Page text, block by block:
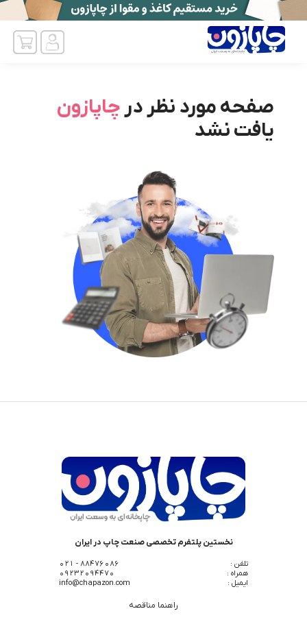
صفحه مورد نظر درچاپازون
یافت نشد
نخستین پلتفرم تخصصی صنعت چاپ در ایران
تلفن :
88476086 - 021
همراه :
09232094470
ایمیل :
info@chapazon.com
راهنما مناقصه